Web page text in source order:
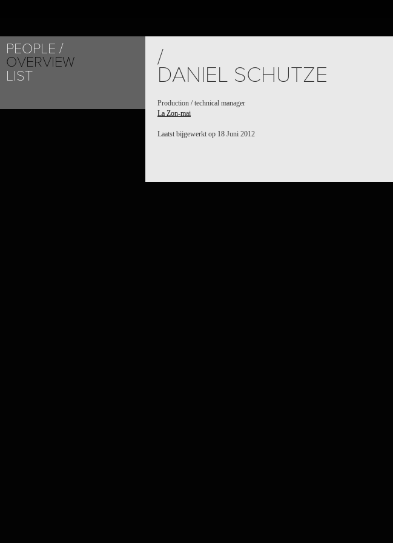
PEOPLE
OVERVIEW
LIST
/
DANIEL SCHUTZE
Production / technical manager
La Zon-mai
Laatst bijgewerkt op 18 Juni 2012